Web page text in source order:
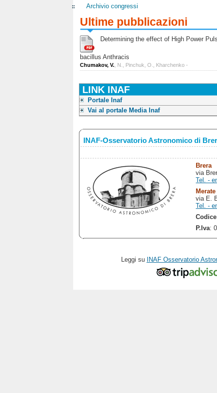
Archivio congressi
Ultime pubblicazioni
Determining the effect of High Power
bacillus Anthracis
Chumakov, V. , N., Pinchuk, O., Kharchenko -
LINK INAF
Portale Inaf
Vai al portale Media Inaf
INAF-Osservatorio Astronomico di
Brera
via
Tel. -
Merate
via E.
Tel. -
P.Iva:
Leggi su INAF Osservatorio